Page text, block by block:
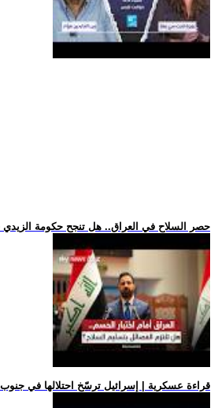
.. حصر السلاح في العراق.. هل تنجح حكومة
.. قراءة عسكرية | إسرائيل ترسّخ احتلالها في جنوب